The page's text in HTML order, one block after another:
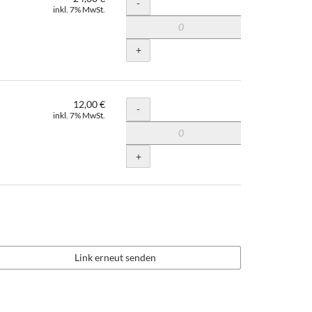
inkl. 7% MwSt.
-
+
12,00 €
inkl. 7% MwSt. Menge
-
+
Link erneut senden